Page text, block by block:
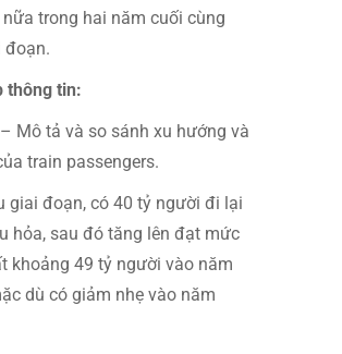
trong hai năm cuối cùng
đoạn.
thông tin:
– Mô tả và so sánh xu hướng và
train passengers.
giai đoạn, có 40 tỷ người đi lại
hỏa, sau đó tăng lên đạt mức
khoảng 49 tỷ người vào năm
dù có giảm nhẹ vào năm